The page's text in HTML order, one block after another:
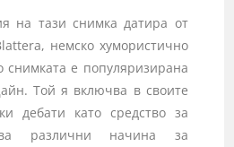
на тази снимка датира от
немско хумористично
снимката е популяризирана
Той я включва в своите
дебати като средство за
различни начина за